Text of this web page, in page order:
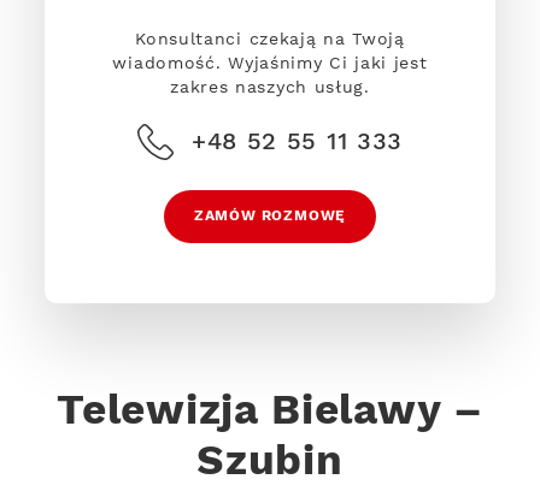
Konsultanci czekają na Twoją
wiadomość. Wyjaśnimy Ci jaki jest
zakres naszych usług.
+48 52 55 11 333
ZAMÓW ROZMOWĘ
Telewizja Bielawy –
Szubin